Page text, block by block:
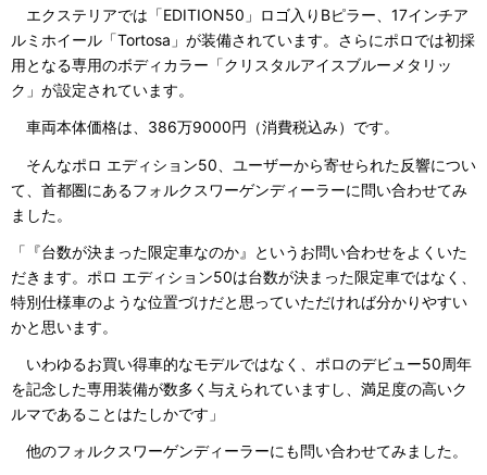
エクステリアでは「EDITION50」ロゴ入りBピラー、17インチア
ルミホイール「Tortosa」が装備されています。さらにポロでは初採
用となる専用のボディカラー「クリスタルアイスブルーメタリッ
ク」が設定されています。
車両本体価格は、386万9000円（消費税込み）です。
そんなポロ エディション50、ユーザーから寄せられた反響につい
て、首都圏にあるフォルクスワーゲンディーラーに問い合わせてみ
ました。
「『台数が決まった限定車なのか』というお問い合わせをよくいた
だきます。ポロ エディション50は台数が決まった限定車ではなく、
特別仕様車のような位置づけだと思っていただければ分かりやすい
かと思います。
いわゆるお買い得車的なモデルではなく、ポロのデビュー50周年
を記念した専用装備が数多く与えられていますし、満足度の高いク
ルマであることはたしかです」
他のフォルクスワーゲンディーラーにも問い合わせてみました。